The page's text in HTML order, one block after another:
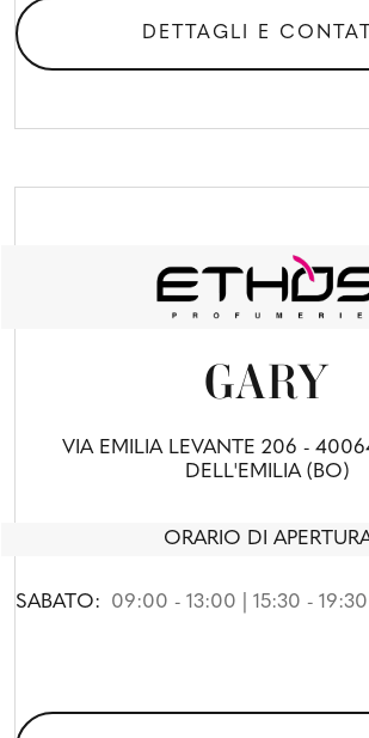
DETTAGLI E
GARY
VIA EMILIA LEVANTE 206 -
DELL'EMILIA (BO)
ORARIO DI
SABATO:
09:00 - 13:00 | 15:30 - 19:30